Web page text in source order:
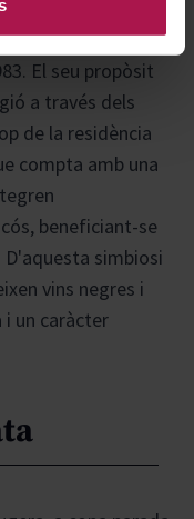
de Santa Maria
va ser
El seu propòsit
a través dels
de la residència
compta amb una
beneficiant-se
simbiosi
vins negres i
un caràcter